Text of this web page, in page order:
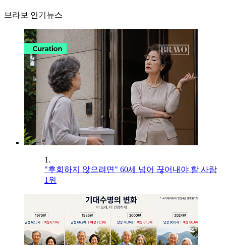
브라보 인기뉴스
1.
"후회하지 않으려면" 60세 넘어 끊어내야 할 사람
1위